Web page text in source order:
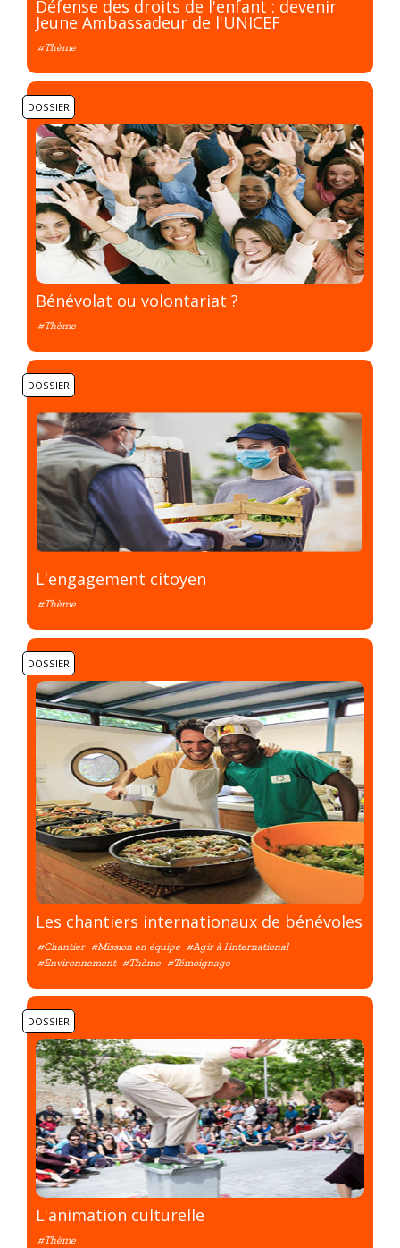
Défense des droits de l'enfant : devenir
Jeune Ambassadeur de l'UNICEF
#Thème
DOSSIER
Bénévolat ou volontariat ?
#Thème
DOSSIER
L'engagement citoyen
#Thème
DOSSIER
Les chantiers internationaux de bénévoles
#Chantier #Mission en équipe #Agir à l'international
#Environnement #Thème #Témoignage
DOSSIER
L'animation culturelle
#Thème